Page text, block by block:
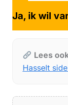
Ja, ik wil
Lees
Hasselt